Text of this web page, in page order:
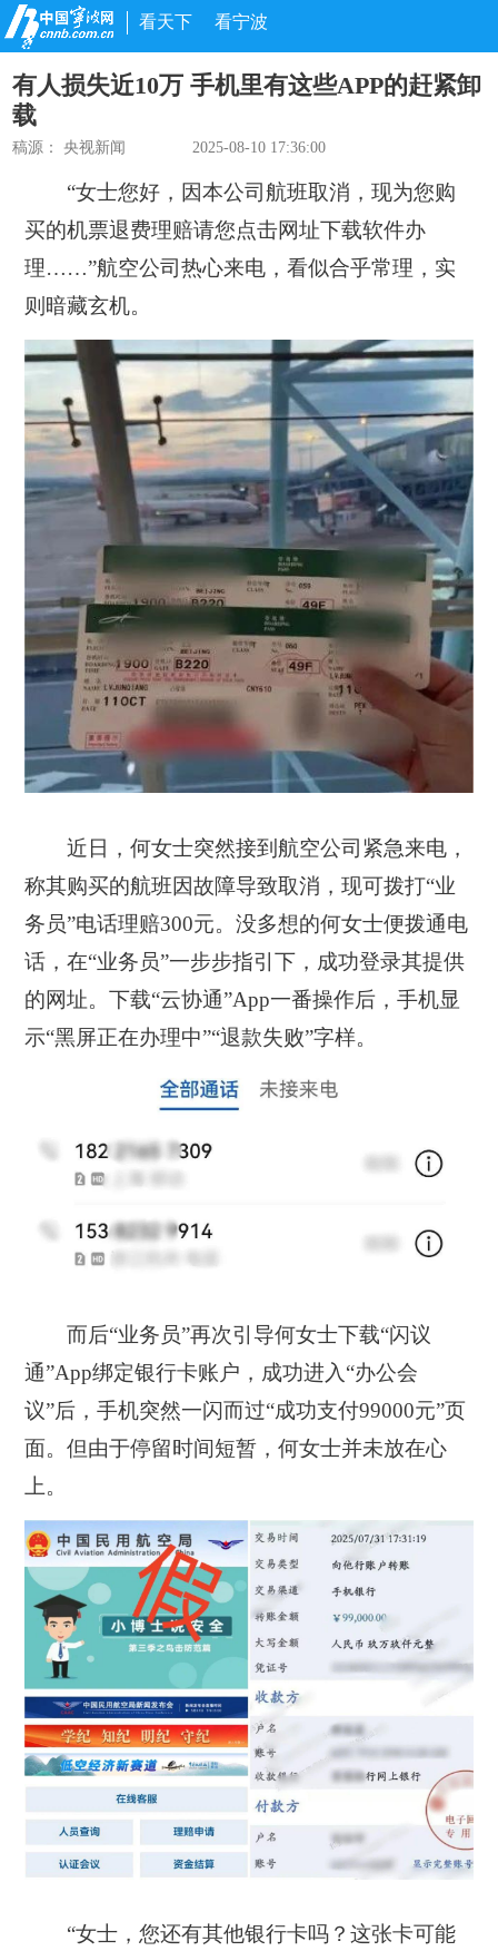
看天下 看宁波
有人损失近10万 手机里有这些APP的赶紧卸
载
稿源：央视新闻 2025-08-10 17:36:00
“女士您好，因本公司航班取消，现为您购
买的机票退费理赔请您点击网址下载软件办
理……”航空公司热心来电，看似合乎常理，实
则暗藏玄机。
近日，何女士突然接到航空公司紧急来电，
称其购买的航班因故障导致取消，现可拨打“业
务员”电话理赔300元。没多想的何女士便拨通电
话，在“业务员”一步步指引下，成功登录其提供
的网址。下载“云协通”App一番操作后，手机显
示“黑屏正在办理中”“退款失败”字样。
而后“业务员”再次引导何女士下载“闪议
通”App绑定银行卡账户，成功进入“办公会
议”后，手机突然一闪而过“成功支付99000元”页
面。但由于停留时间短暂，何女士并未放在心
上。
“女士，您还有其他银行卡吗？这张卡可能